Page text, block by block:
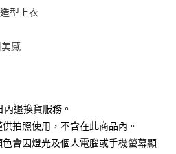
彰化商業銀行
永豐商業銀行
中國信託商業銀行
型上衣
感
退換貨服務。
拍照使用，不含在此商品內。
會因燈光及個人電腦或手機螢幕顯